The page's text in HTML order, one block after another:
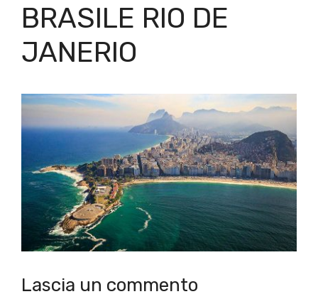
BRASILE RIO DE
JANERIO
Lascia un commento